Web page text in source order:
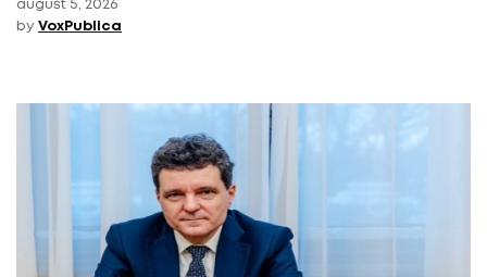
august 5, 2026
by VoxPublica